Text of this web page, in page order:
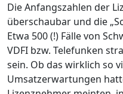
Die Anfangszahlen der
überschaubar und die
Etwa 500 (!) Fälle von
VDFI bzw. Telefunken
sein. Ob das wirklich so
Umsatzerwartungen